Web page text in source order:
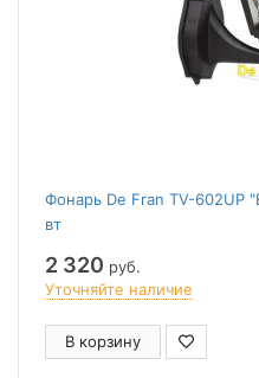
Фонарь De Fran TV-602UP
вт
2 320 руб.
Уточняйте наличие
В корзину